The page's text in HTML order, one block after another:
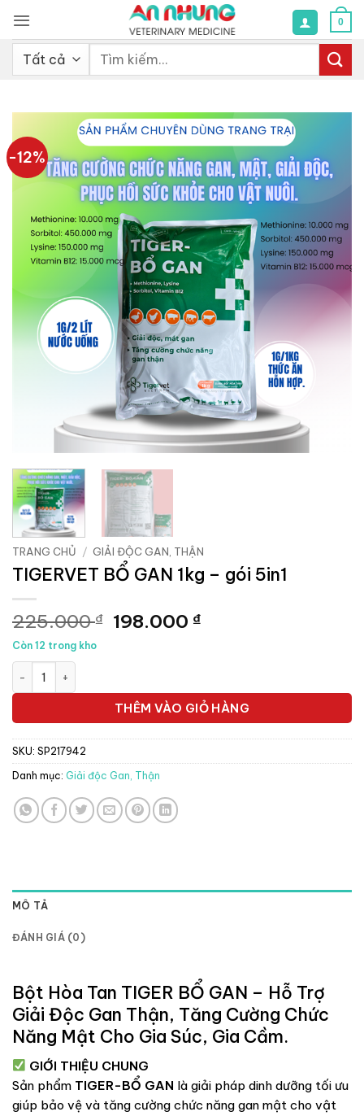
qua
nội
dung
0
Tìm
-12%
TRANG CHỦ / GIẢI ĐỘC GAN, THẬN
TIGERVET BỔ GAN 1kg – gói 5in1
225.000₫ Giá
198.000 ₫Giá
198.000 ₫.
Còn 12 trong kho
THÊM VÀO GIỎ HÀNG
SKU: SP217942
Danh mục: Giải độc Gan, Thận
MÔ TẢ
ĐÁNH GIÁ (0)
Bột Hòa Tan TIGER BỔ GAN – Hỗ Trợ
Giải Độc Gan Thận, Tăng Cường Chức
Năng Mật Cho Gia Súc, Gia Cầm.
GIỚI THIỆU CHUNG
Sản phẩm TIGER-BỔ GAN là giải pháp dinh dưỡng tối ưu
giúp bảo vệ và tăng cường chức năng gan mật cho vật